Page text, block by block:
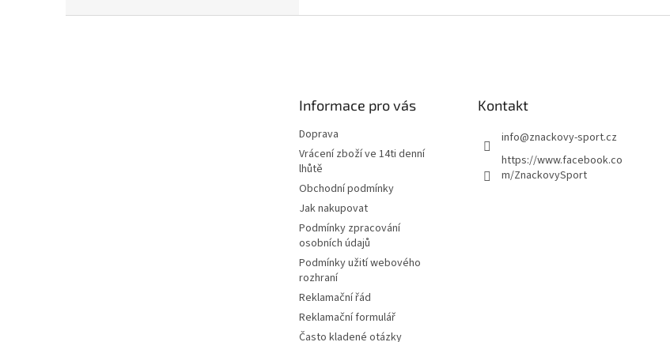
Informace pro vás
Doprava
Vrácení zboží ve 14ti denní
lhůtě
Obchodní podmínky
Jak nakupovat
Podmínky zpracování
osobních údajů
Podmínky užití webového
rozhraní
Reklamační řád
Reklamační formulář
Často kladené otázky
Kontakt
info@znackovy-sport.cz
https://www.facebook.co
m/ZnackovySport